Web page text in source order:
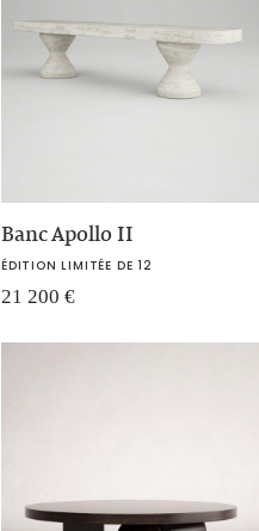
Banc Apollo II
ÉDITION LIMITÉE DE 12
21 200 €